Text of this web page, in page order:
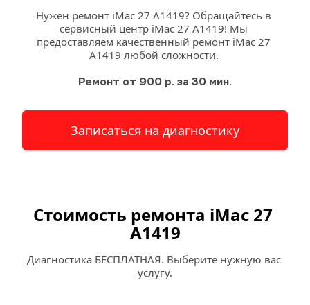
Нужен ремонт iMac 27 A1419? Обращайтесь в
сервисный центр iMac 27 A1419! Мы
предоставляем качественный ремонт iMac 27
A1419 любой сложности.
Ремонт от 900 р. за 30 мин.
Записаться на диагностику
Стоимость ремонта iMac 27
A1419
Диагностика БЕСПЛАТНАЯ. Выберите нужную вас
услугу.